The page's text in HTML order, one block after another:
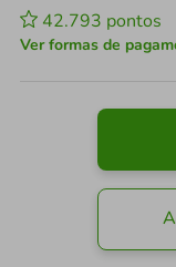
42.793 pontos
Ver formas de